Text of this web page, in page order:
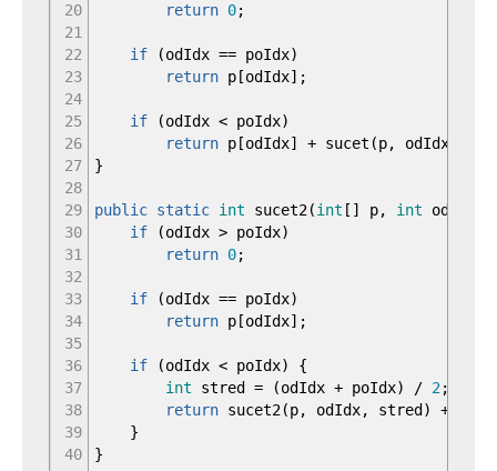
20
21
22
23
24
25
26
27
28
29
30
31
32
33
34
35
36
37
38
39
40
return 0;
if (odIdx == poIdx)
return p [odIdx] ;
if (odIdx < poIdx)
return p [odIdx] + sucet (p, odIdx
}
public static int sucet2(int [ ] p, int odIdx,
if
(odIdx > poIdx)
return 0;
if (odIdx == poIdx)
return p [odIdx] ;
if (odIdx < poIdx)
{
int stred = (odIdx + poIdx) / 2;
return sucet2(p, odIdx, stred ) +
}
}